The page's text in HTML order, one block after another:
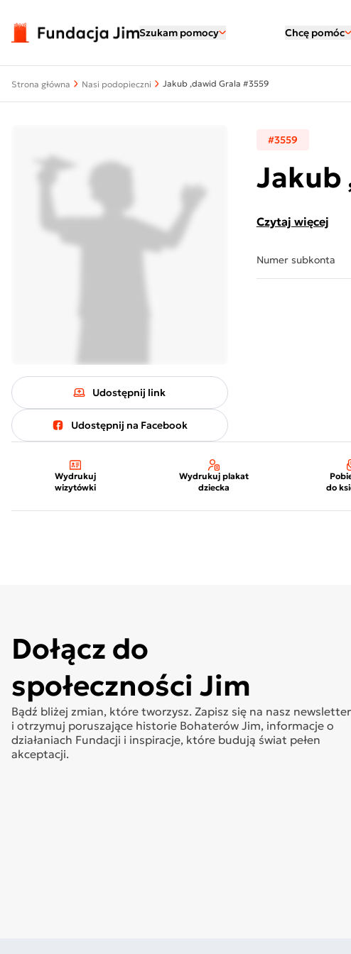
Szukam pomocy Chcę pomóc
Strona główna Nasi podopieczni Jakub ,dawid Grala #3559
Udostępnij link
Udostępnij na Facebook
#3559
Jakub
Czytaj więcej
Numer subkonta
Wydrukuj
wizytówki
Wydrukuj plakat
dziecka
do
Dołącz do
społeczności Jim
Bądź bliżej zmian, które tworzysz. Zapisz się na nasz newsletter
i otrzymuj poruszające historie Bohaterów Jim, informacje o
działaniach Fundacji i inspiracje, które budują świat pełen
akceptacji.